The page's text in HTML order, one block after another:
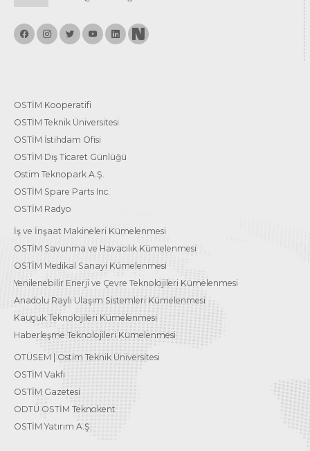
OSTİM Kooperatifi
OSTİM Teknik Üniversitesi
OSTİM İstihdam Ofisi
OSTİM Dış Ticaret Günlüğü
Ostim Teknopark A.Ş.
OSTİM Spare Parts Inc.
OSTİM Radyo
İş ve İnşaat Makineleri Kümelenmesi
OSTİM Savunma ve Havacılık Kümelenmesi
OSTİM Medikal Sanayi Kümelenmesi
Yenilenebilir Enerji ve Çevre Teknolojileri Kümelenmesi
Anadolu Raylı Ulaşım Sistemleri Kümelenmesi
Kauçuk Teknolojileri Kümelenmesi
Haberleşme Teknolojileri Kümelenmesi
OTÜSEM | Ostim Teknik Üniversitesi
OSTİM Vakfı
OSTİM Gazetesi
ODTÜ OSTİM Teknokent
OSTİM Yatırım A.Ş.